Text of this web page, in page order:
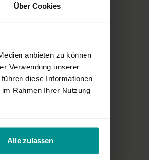
Über Cookies
anbieten zu können
Verwendung unserer
diese Informationen
Rahmen Ihrer Nutzung
Alle zulassen